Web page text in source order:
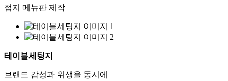
접지 메뉴판 제작
테이블세팅지
브랜드 감성과 위생을 동시에